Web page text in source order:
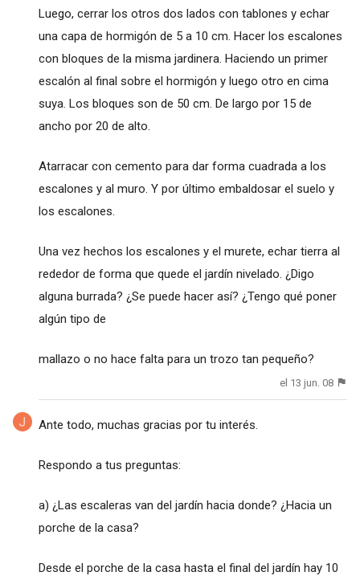
Luego, cerrar los otros dos lados con tablones y echar
una capa de hormigón de 5 a 10 cm. Hacer los escalones
con bloques de la misma jardinera. Haciendo un primer
escalón al final sobre el hormigón y luego otro en cima
suya. Los bloques son de 50 cm. De largo por 15 de
ancho por 20 de alto.
Atarracar con cemento para dar forma cuadrada a los
escalones y al muro. Y por último embaldosar el suelo y
los escalones.
Una vez hechos los escalones y el murete, echar tierra al
rededor de forma que quede el jardín nivelado. ¿Digo
alguna burrada? ¿Se puede hacer así? ¿Tengo qué poner
algún tipo de
mallazo o no hace falta para un trozo tan pequeño?
el 13 jun. 08
Ante todo, muchas gracias por tu interés.
Respondo a tus preguntas:
a) ¿Las escaleras van del jardín hacia donde? ¿Hacia un
porche de la casa?
Desde el porche de la casa hasta el final del jardín hay 10